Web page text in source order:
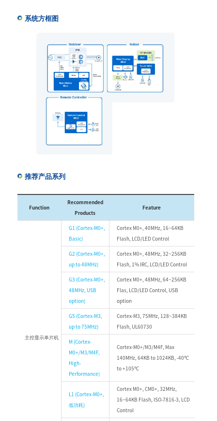
系统方框图
推荐产品系列
Function
Recommended
Products
Feature
主控显示单片机
G1 (Cortex-M0+,
Basic)
Cortex M0+, 40MHz, 16~64KB
Flash, LCD/LED Control
G2 (Cortex-M0+,
up to 48MHz)
Cortex M0+, 48MHz, 32~256KB
Flash, 1% IRC, LCD/LED Control
G3 (Cortex-M0+,
48MHz, USB
option)
Cortex M0+, 48MHz, 64~256KB
Flas, LCD/LED Control, USB
option
G5 (Cortex-M3,
up to 75MHz)
Cortex-M3, 75MHz, 128~384KB
Flash, UL60730
M (Cortex-
M0+/M3/M4F,
High-
Performance)
Cortex-M0+/M3/M4F, Max
140MHz, 64KB to 1024KB, -40℃
to +105℃
L1 (Cortex-M0+,
低功耗)
Cortex M0+, CM0+, 32MHz,
16~64KB Flash, ISO-7816-3, LCD
Control